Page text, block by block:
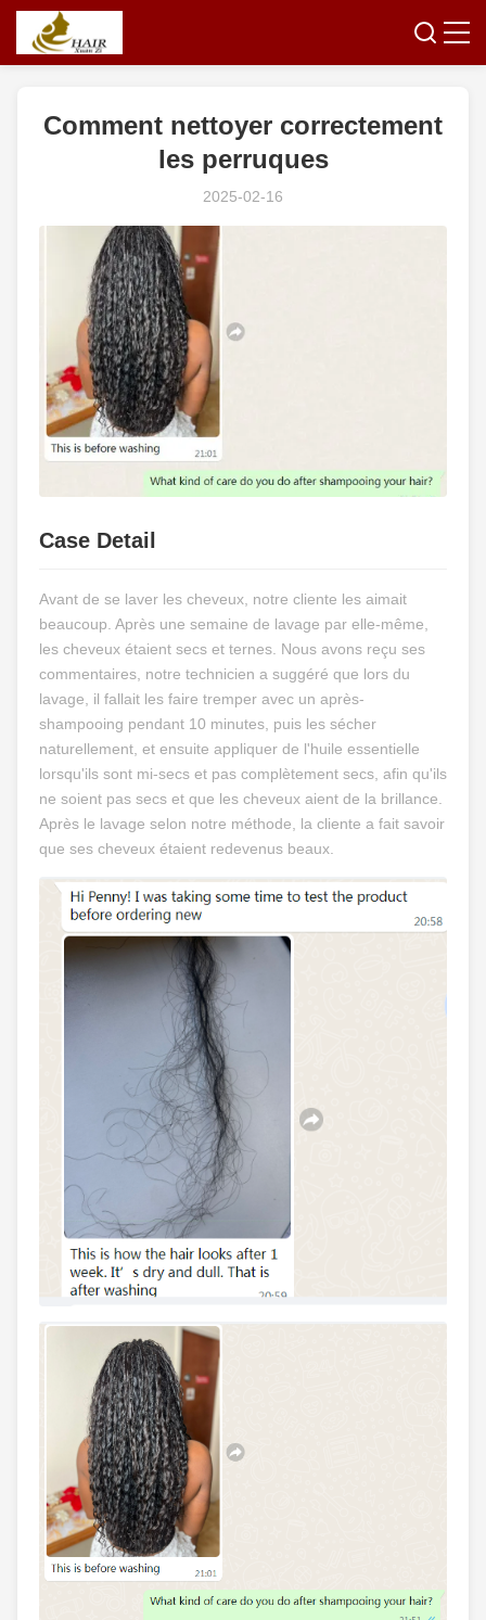
Comment nettoyer correctement
les perruques
2025-02-16
Case Detail
Avant de se laver les cheveux, notre cliente les aimait
beaucoup. Après une semaine de lavage par elle-même,
les cheveux étaient secs et ternes. Nous avons reçu ses
commentaires, notre technicien a suggéré que lors du
lavage, il fallait les faire tremper avec un après-
shampooing pendant 10 minutes, puis les sécher
naturellement, et ensuite appliquer de l'huile essentielle
lorsqu'ils sont mi-secs et pas complètement secs, afin qu'ils
ne soient pas secs et que les cheveux aient de la brillance.
Après le lavage selon notre méthode, la cliente a fait savoir
que ses cheveux étaient redevenus beaux.